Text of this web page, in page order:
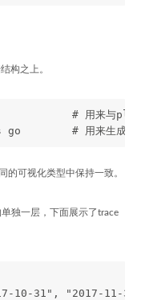
构之上。
# 用来与plotly
# 用来生成图
的可视化类型中保持一致。
独一层，下面展示了trace
10-31", "2017-11-